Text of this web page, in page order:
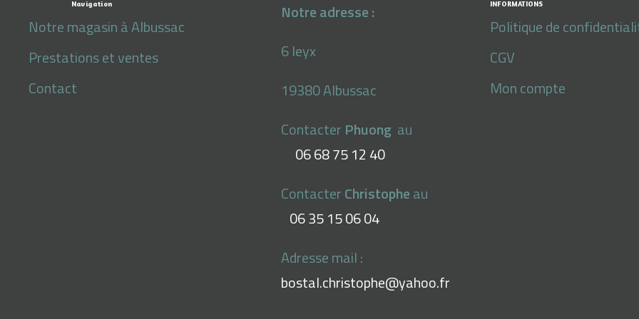
Navigation
Notre magasin à Albussac
Prestations et ventes
Contact
Notre adresse :
6 leyx
19380 Albussac
Contacter Phuong au
06 68 75 12 40
ContacterChristopheau
06 35 15 06 04
Adresse mail :
bostal.christophe@yahoo.fr
INFORMATIONS
Politique de
CGV
Mon compte